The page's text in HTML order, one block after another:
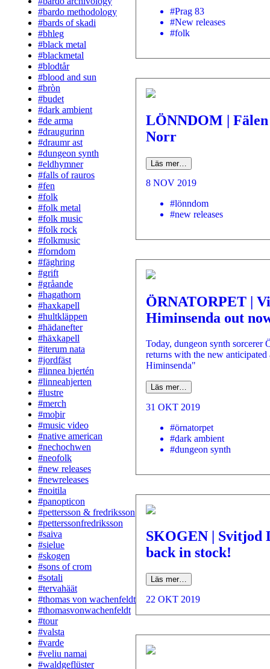
#bardo methodology
#bards of skadi
#bhleg
#black metal
#blackmetal
#blodtår
#blood and sun
#bròn
#budet
#dark ambient
#de arma
#draugurinn
#draumr ast
#dungeon synth
#eldhymner
#falls of rauros
#fen
#folk
#folk metal
#folk music
#folk rock
#folkmusic
#forndom
#fäghring
#grift
#gråande
#hagathorn
#haxkapell
#hultkläppen
#hädanefter
#häxkapell
#iterum nata
#jordfäst
#linnea hjertén
#linneahjerten
#lustre
#merch
#moþir
#music video
#native american
#nechochwen
#neofolk
#new releases
#newreleases
#noitila
#panopticon
#pettersson & fredriksson
#petterssonfredriksson
#saiva
#sielue
#skogen
#sons of crom
#sotali
#tervahäät
#thomas von wachenfeldt
#thomasvonwachenfeldt
#tour
#valsta
#varde
#veliu namai
#waldgeflüster
#Prag 83
#New releases
#folk
LÖNNDOM |
Norr
Läs mer…
8 NOV 2019
#lönndom
#new releases
ÖRNATORPET |
Himinsenda out
Today, dungeon synth sorcerer
returns with the new
Himinsenda"
Läs mer…
31 OKT 2019
#örnatorpet
#dark ambient
#dungeon synth
SKOGEN | Svitjod
back in stock!
Läs mer…
22 OKT 2019